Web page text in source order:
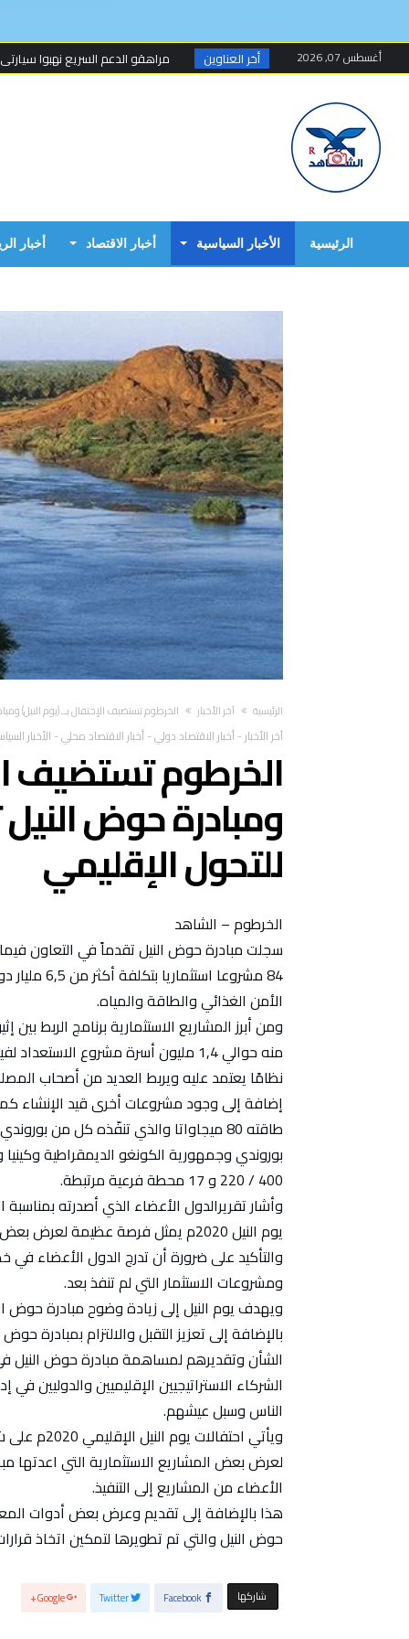
أغسطس 07, 2026 أخر العناوين
مراهقو الدعم السريع نهبوا
الرئيسية الأخبار السياسية أخبار الاقتصاد أخبار
‫الرئيسية‬ آخر الأخبار الخرطوم تستضيف الإحتفال بــ (يوم النيل) ومبادرة حوض النيل
آخر الأخبار-أخبار الاقتصاد دولي-أخبار الاقتصاد محلي- الأخبار
الخرطوم تستضيف
للتحول الإقليمي
الخرطوم – الشاهد
سجلت مبادرة حوض النيل تقدماً في التعاون
84 مشروعا
الأمن الغذائي والطاقة والمياه.
منه حوالي 1,4 مليون أسرة مشروع
نظامًا يعتمد عليه ويربط العديد من أصحاب
إضافة إلى وجود مشروعات أخرى قيد الإنشاء
طاقته 80 ميجاواتا والذي تنفّذه كل من
220 / 400 و 17 محطة فرعية مرتبطة.
وأشار تقريرالدول الأعضاء الذي أصدرته
يوم النيل 2020م يمثل فرصة عظيمة
والتأكيد على ضرورة أن تدرج الدول الأعضاء في
ومشروعات الاستثمار التي لم تنفذ بعد.
ويهدف يوم النيل إلى زيادة وضوح مبادرة حوض
بالإضافة إلى تعزيز التقبل والالتزام
الشأن وتقديرهم لمساهمة مبادرة حوض النيل
الشركاء الاستراتيجيين الإقليميين
الناس وسبل عيشهم.
ويأتي
لعرض بعض المشاريع الاستثمارية التي اعدتها
الأعضاء من المشاريع إلى التنفيذ.
هذا بالإضافة إلى تقديم وعرض بعض أدوات
حوض النيل والتي تم تطويرها لتمكين اتخاذ
‫‫ شاركها‬ Facebook
Twitter
Google+